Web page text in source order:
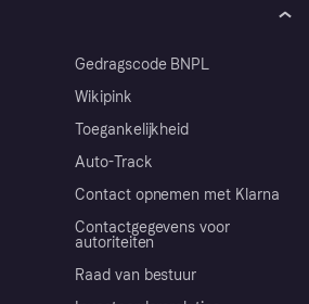
Gedragscode BNPL
Wikipink
Toegankelijkheid
Auto-Track
Contact opnemen met Klarna
Contactgegevens voor
autoriteiten
Raad van bestuur